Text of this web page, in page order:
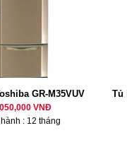
GR-M35VUV
VNĐ
hành : 12 tháng
Tủ